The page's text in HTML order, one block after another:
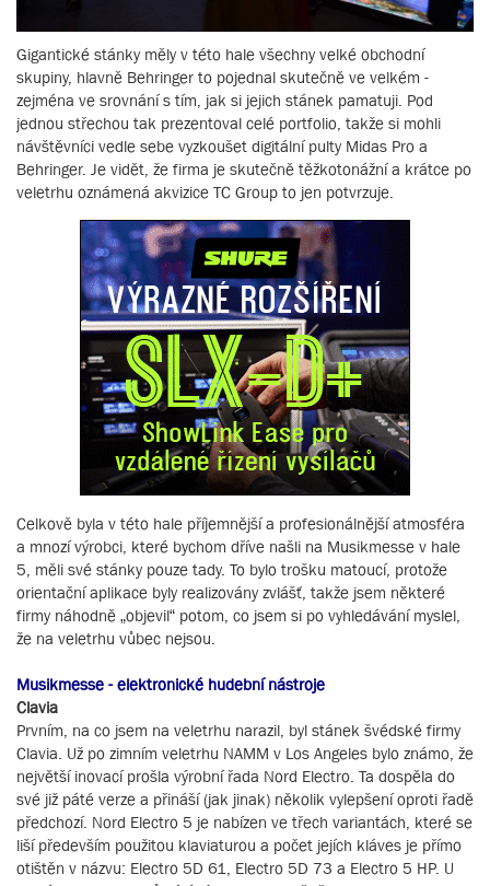
Gigantické stánky měly v této hale všechny velké obchodní
skupiny, hlavně Behringer to pojednal skutečně ve velkém -
zejména ve srovnání s tím, jak si jejich stánek pamatuji. Pod
jednou střechou tak prezentoval celé portfolio, takže si mohli
návštěvníci vedle sebe vyzkoušet digitální pulty Midas Pro a
Behringer. Je vidět, že firma je skutečně těžkotonážní a krátce po
veletrhu oznámená akvizice TC Group to jen potvrzuje.
Celkově byla v této hale příjemnější a profesionálnější atmosféra
a mnozí výrobci, které bychom dříve našli na Musikmesse v hale
5, měli své stánky pouze tady. To bylo trošku matoucí, protože
orientační aplikace byly realizovány zvlášť, takže jsem některé
firmy náhodně „objevil“ potom, co jsem si po vyhledávání myslel,
že na veletrhu vůbec nejsou.
Musikmesse - elektronické hudební nástroje
Clavia
Prvním, na co jsem na veletrhu narazil, byl stánek švédské firmy
Clavia. Už po zimním veletrhu NAMM v Los Angeles bylo známo, že
největší inovací prošla výrobní řada Nord Electro. Ta dospěla do
své již páté verze a přináší (jak jinak) několik vylepšení oproti řadě
předchozí. Nord Electro 5 je nabízen ve třech variantách, které se
liší především použitou klaviaturou a počet jejích kláves je přímo
otištěn v názvu: Electro 5D 61, Electro 5D 73 a Electro 5 HP. U